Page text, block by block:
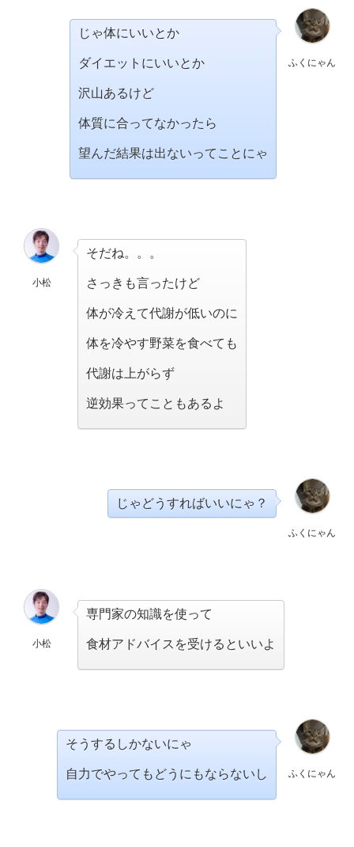
ふくにゃん
じゃ体にいいとか
ダイエットにいいとか
沢山あるけど
体質に合ってなかったら
望んだ結果は出ないってことにゃ
小松
そだね。。。
さっきも言ったけど
体が冷えて代謝が低いのに
体を冷やす野菜を食べても
代謝は上がらず
逆効果ってこともあるよ
ふくにゃん
じゃどうすればいいにゃ？
小松
専門家の知識を使って
食材アドバイスを受けるといいよ
ふくにゃん
そうするしかないにゃ
自力でやってもどうにもならないし